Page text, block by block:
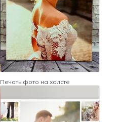
Печать фото на холсте